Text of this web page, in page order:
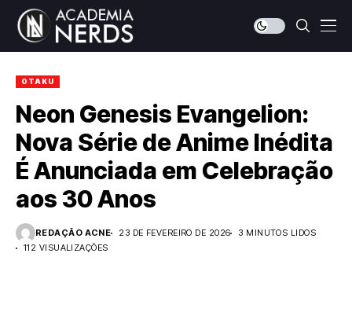
OTAKU
Neon Genesis Evangelion:
Nova Série de Anime Inédita
É Anunciada em Celebração
aos 30 Anos
REDAÇÃO ACNE 23 DE FEVEREIRO DE 2026
3 MINUTOS LIDOS
112 VISUALIZAÇÕES